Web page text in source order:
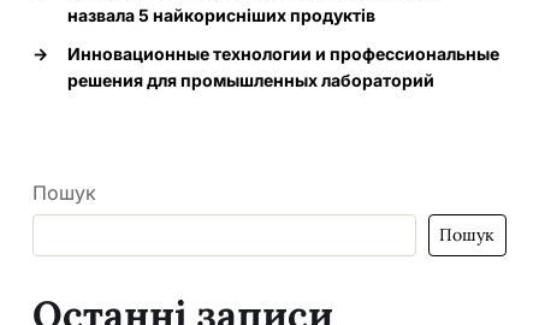
назвала 5 найкорисніших продуктів
→
Инновационные технологии и профессиональные
решения для промышленных лабораторий
Пошук
Пошук